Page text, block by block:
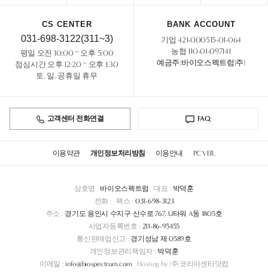
CS CENTER
031-698-3122(311~3)
평일 오전 10:00 ~ 오후 5:00
점심시간 오후 12:20 ~ 오후 1:30
토, 일, 공휴일 휴무
BANK ACCOUNT
기업 421-000515-01-064
농협 110-01-097141
예금주:바이오스펙트럼(주)
고객센터 전화연결 FAQ
이용약관 개인정보처리방침 이용안내 PC VER.
상호명 : 바이오스펙트럼 대표 : 박덕훈
전화 : 팩스 : 031-698-3123
주소 : 경기도 용인시 수지구 신수로 767, U타워 A동 1805호
사업자등록번호 : 211-86-95455
통신판매업신고 : 경기성남 제 0589호
개인정보관리책임자 : 박덕훈
이메일 : info@biospectrum.com Hosting by (주)코리아센터닷컴